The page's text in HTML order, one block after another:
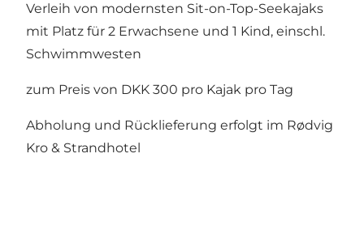
Verleih von modernsten Sit-on-Top-Seekajaks
mit Platz für 2 Erwachsene und 1 Kind, einschl.
Schwimmwesten
zum Preis von DKK 300 pro Kajak pro Tag
Abholung und Rücklieferung erfolgt im Rødvig
Kro & Strandhotel